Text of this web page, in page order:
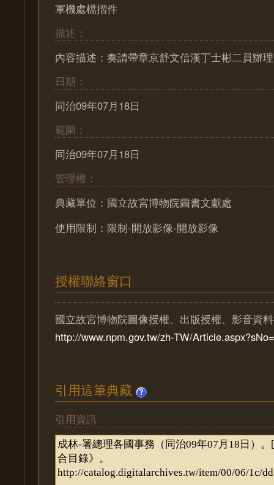
軍機處檔摺件
描述：
內容描述：奏請帶章京舒文信漢丁士彬二員辦
日期：
同治09年07月18日
範圍：
同治09年07月18日
管理權：
典藏單位：國立故宮博物院圖書文獻處
使用限制：限制-開放影像-開放影像
授權聯絡窗口
國立故宮博物院圖像授權、出版授權、影音資
http://www.npm.gov.tw/zh-TW/
引用這筆典藏
引用資訊